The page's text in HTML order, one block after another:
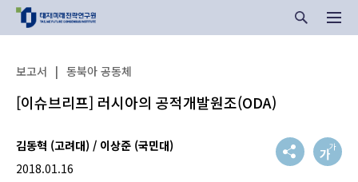
보고서 | 동북아 공동체
[이슈브리프] 러시아의 공적개발원조(ODA)
김동혁 (고려대) / 이상준 (국민대)
2018.01.16